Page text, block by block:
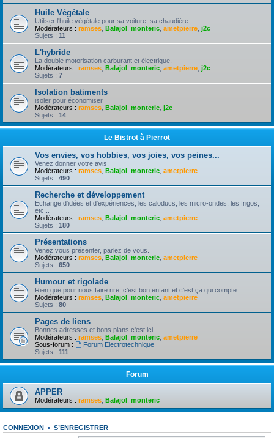
Huile Végétale
Utiliser l'huile végétale pour sa voiture, sa chaudière...
Modérateurs : ramses Balajol monteric ametpierre j2c
Sujets : 11
L'hybride
La double motorisation carburant et électrique.
Modérateurs : ramses Balajol monteric ametpierre j2c
Sujets : 7
Isolation batiments
isoler pour économiser
Modérateurs : ramses Balajol monteric j2c
Sujets : 14
Le Bistrot à Pierrot
Vos envies, vos hobbies, vos joies, vos peines...
Venez donner votre avis.
Modérateurs : ramses Balajol monteric ametpierre
Sujets : 490
Recherche et développement
Echange d'idées et d'expériences, les caloducs, les micro-ondes, les frigos,
etc...
Modérateurs : ramses Balajol monteric ametpierre
Sujets : 180
Présentations
Venez vous présenter, parlez de vous.
Modérateurs : ramses Balajol monteric ametpierre
Sujets : 650
Humour et rigolade
Rien que pour nous faire rire, c'est bon enfant et c'est ça qui compte
Modérateurs : ramses Balajol monteric ametpierre
Sujets : 80
Pages de liens
Bonnes adresses et bons plans c'est ici.
Modérateurs : ramses Balajol monteric ametpierre
Sous-forum :
Forum Electrotechnique
Sujets : 111
Forum
APPER
Modérateurs : ramses Balajol monteric
CONNEXION • S’ENREGISTRER